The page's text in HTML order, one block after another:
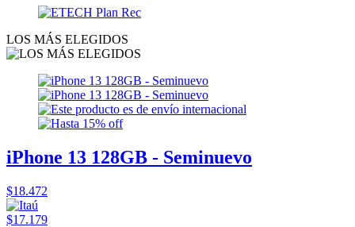
LOS MÁS ELEGIDOS
iPhone 13 128GB - Seminuevo
$18.472
$17.179